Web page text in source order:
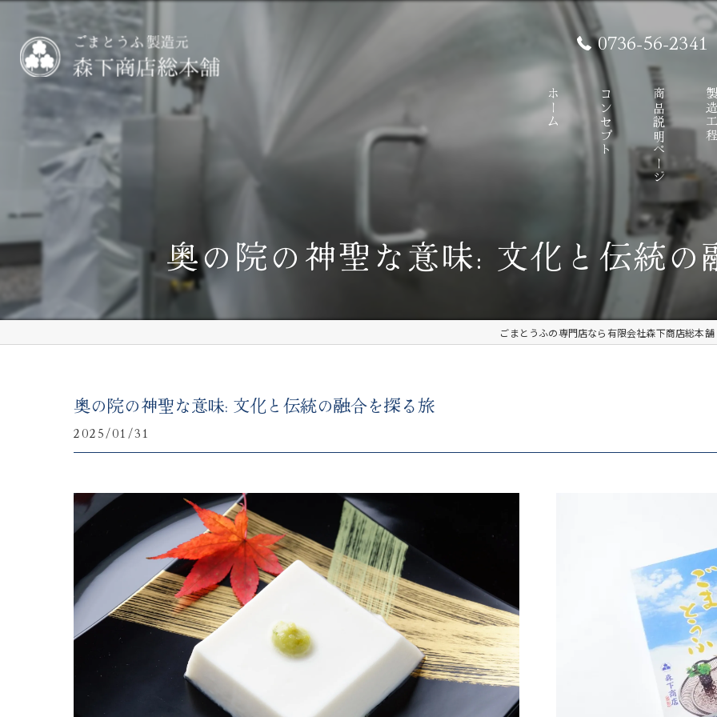
0736-56-2341
ホーム コンセプト 商品説明ページ 製
奥の院の神聖な意味: 文化と伝統の
ごまとうふの専門店なら有限会社森下商店総本舗
奥の院の神聖な意味: 文化と伝統の融合を探る旅
2025/01/31